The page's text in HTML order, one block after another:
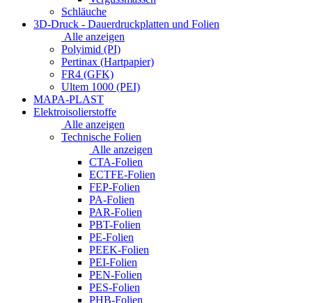
Schläuche
3D-Druck - Dauerdruckplatten und Folien
Alle anzeigen
Polyimid (PI)
Pertinax (Hartpapier)
FR4 (GFK)
Ultem 1000 (PEI)
MAPA-PLAST
Elektroisolierstoffe
Alle anzeigen
Technische Folien
Alle anzeigen
CTA-Folien
ECTFE-Folien
FEP-Folien
PA-Folien
PAR-Folien
PBT-Folien
PE-Folien
PEEK-Folien
PEI-Folien
PEN-Folien
PES-Folien
PHB-Folien